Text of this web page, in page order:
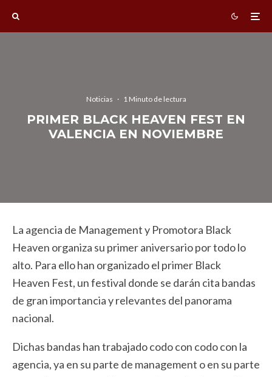
Noticias · 1 Minuto de lectura
PRIMER BLACK HEAVEN FEST EN
VALENCIA EN NOVIEMBRE
La agencia de Management y Promotora Black
Heaven organiza su primer aniversario por todo lo
alto. Para ello han organizado el primer Black
Heaven Fest, un festival donde se darán cita bandas
de gran importancia y relevantes del panorama
nacional.
Dichas bandas han trabajado codo con codo con la
agencia, ya en su parte de management o en su parte